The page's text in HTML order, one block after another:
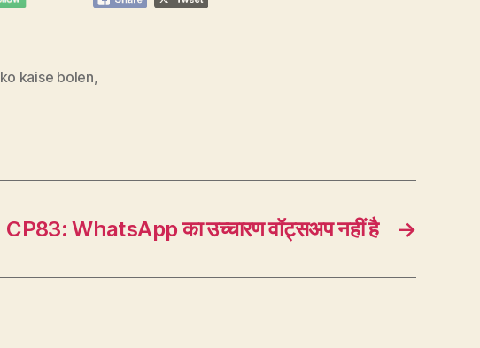
kaise bolen,
→
CP83: WhatsApp का उच्चारण वॉट्सअप नहीं है